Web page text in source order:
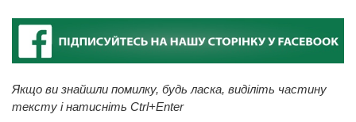
Якщо ви знайшли помилку, будь ласка, виділіть частину
тексту і натисніть Ctrl+Enter